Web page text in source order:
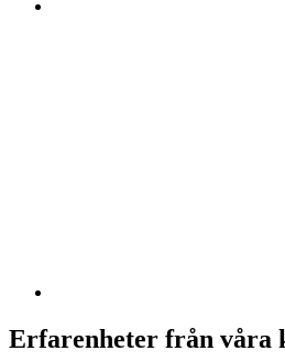
Erfarenheter från våra